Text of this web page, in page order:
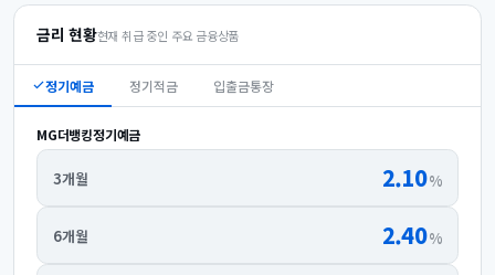
금리 현황현재 취급 중인 주요 금융상품
정기예금 정기적금 입출금통장
MG더뱅킹정기예금
3개월 2.10%
6개월 2.40%